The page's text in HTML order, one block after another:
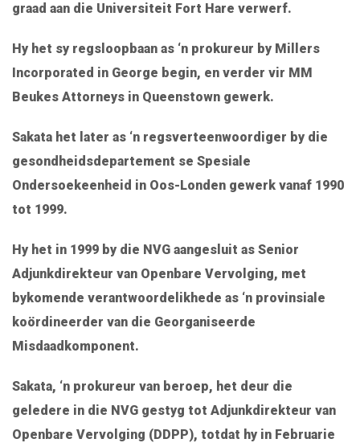
graad aan die Universiteit Fort Hare verwerf.
Hy het sy regsloopbaan as ‘n prokureur by Millers
Incorporated in George begin, en verder vir MM
Beukes Attorneys in Queenstown gewerk.
Sakata het later as ‘n regsverteenwoordiger by die
gesondheidsdepartement se Spesiale
Ondersoekeenheid in Oos-Londen gewerk vanaf 1990
tot 1999.
Hy het in 1999 by die NVG aangesluit as Senior
Adjunkdirekteur van Openbare Vervolging, met
bykomende verantwoordelikhede as ‘n provinsiale
koördineerder van die Georganiseerde
Misdaadkomponent.
Sakata, ‘n prokureur van beroep, het deur die
geledere in die NVG gestyg tot Adjunkdirekteur van
Openbare Vervolging (DDPP), totdat hy in Februarie